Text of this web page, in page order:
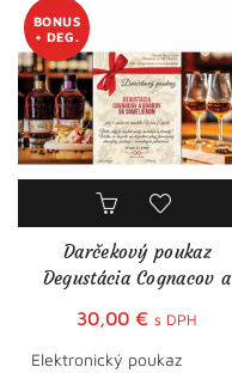
BONUS
+ DEG.
Darčekový poukaz
Degustácia Cognacov a
30,00 € s DPH
Elektronický poukaz